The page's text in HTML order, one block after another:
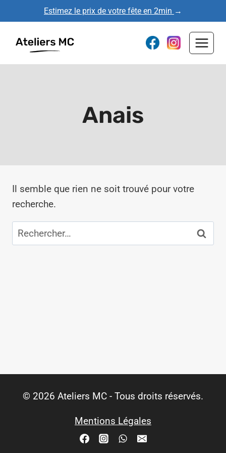
au
contenu
Estimez le prix de votre fête en 2min →
Anais
Il semble que rien ne soit trouvé pour votre
recherche.
Rechercher :
© 2026 Ateliers MC - Tous droits réservés.
Mentions Légales